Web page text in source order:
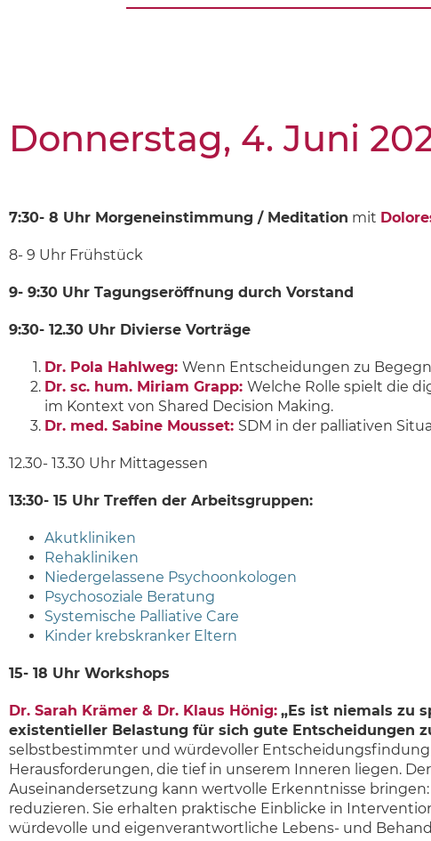
Donnerstag, 4. Juni
7:30- 8 Uhr Morgeneinstimmung / Meditation mit
8- 9 Uhr Frühstück
9- 9:30 Uhr Tagungseröffnung durch Vorstand
9:30- 12.30 Uhr Divierse Vorträge
Dr. Pola Hahlweg: Wenn Entscheidungen zu
Dr. sc. hum. Miriam Grapp: Welche Rolle spielt die
im Kontext von Shared Decision Making.
Dr. med. Sabine Mousset: SDM in der palliativen
12.30- 13.30 Uhr Mittagessen
13:30- 15 Uhr Treffen der Arbeitsgruppen:
Akutkliniken
Rehakliniken
Niedergelassene Psychoonkologen
Psychosoziale Beratung
Systemische Palliative Care
Kinder krebskranker Eltern
15- 18 Uhr Workshops
Dr. Sarah Krämer & Dr. Klaus Hönig: „Es ist niemals zu
existentieller Belastung für sich gute Entscheidungen
selbstbestimmter und würdevoller
Herausforderungen, die tief in unserem Inneren liegen.
Auseinandersetzung kann wertvolle Erkenntnisse
reduzieren. Sie erhalten praktische Einblicke in
würdevolle und eigenverantwortliche Lebens- und